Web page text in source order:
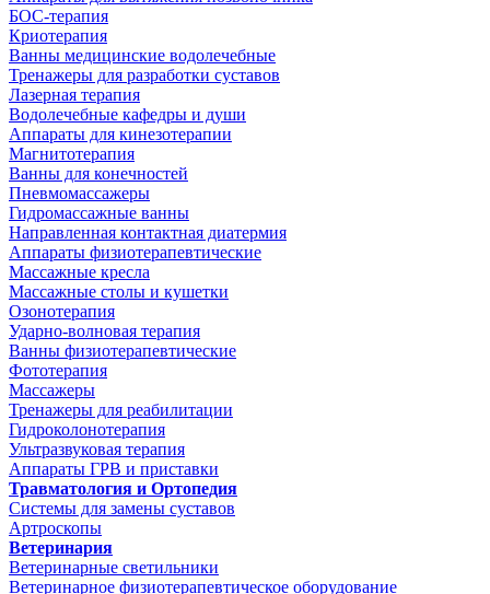
БОС-терапия
Криотерапия
Ванны медицинские водолечебные
Тренажеры для разработки суставов
Лазерная терапия
Водолечебные кафедры и души
Аппараты для кинезотерапии
Магнитотерапия
Ванны для конечностей
Пневмомассажеры
Гидромассажные ванны
Направленная контактная диатермия
Аппараты физиотерапевтические
Массажные кресла
Массажные столы и кушетки
Озонотерапия
Ударно-волновая терапия
Ванны физиотерапевтические
Фототерапия
Массажеры
Тренажеры для реабилитации
Гидроколонотерапия
Ультразвуковая терапия
Аппараты ГРВ и приставки
Травматология и Ортопедия
Системы для замены суставов
Артроскопы
Ветеринария
Ветеринарные светильники
Ветеринарное физиотерапевтическое оборудование